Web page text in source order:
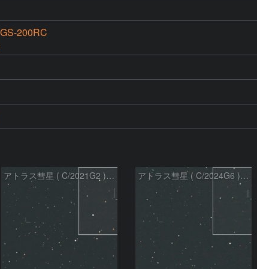
GS-200RC
アトラス彗星 ( C/2021G2 )：2026/07/09 アトラス彗星 ( C/2024G6 )：2026/07/09